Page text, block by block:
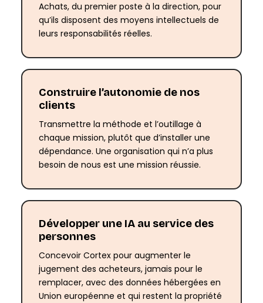
Achats, du premier poste à la direction, pour
qu’ils disposent des moyens intellectuels de
leurs responsabilités réelles.
Construire l’autonomie de nos
clients
Transmettre la méthode et l’outillage à
chaque mission, plutôt que d’installer une
dépendance. Une organisation qui n’a plus
besoin de nous est une mission réussie.
Développer une IA au service des
personnes
Concevoir Cortex pour augmenter le
jugement des acheteurs, jamais pour le
remplacer, avec des données hébergées en
Union européenne et qui restent la propriété